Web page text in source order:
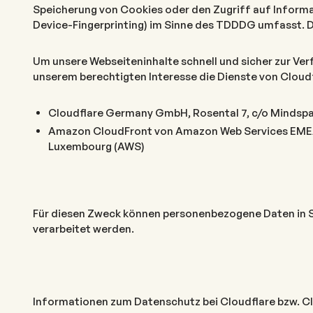
Speicherung von Cookies oder den Zugriff auf
Device-Fingerprinting) im Sinne des TDDDG
Um unsere Webseiteninhalte schnell und sicher zur
unserem berechtigten Interesse die Dienste von
Cloudflare Germany GmbH, Rosental 7, c/o
Amazon CloudFront von Amazon Web Services
Luxembourg (AWS)
Für diesen Zweck können personenbezogene Daten
verarbeitet werden.
Informationen zum Datenschutz bei Cloudflare bzw.